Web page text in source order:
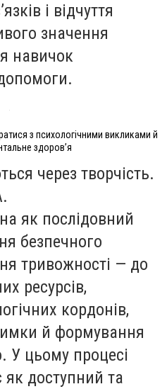
і відчуття
значення
навичок
з психологічними викликами й
здоровʼя
через творчість.
як послідовний
безпечного
тривожності — до
ресурсів,
кордонів,
й формування
У цьому процесі
як доступний та